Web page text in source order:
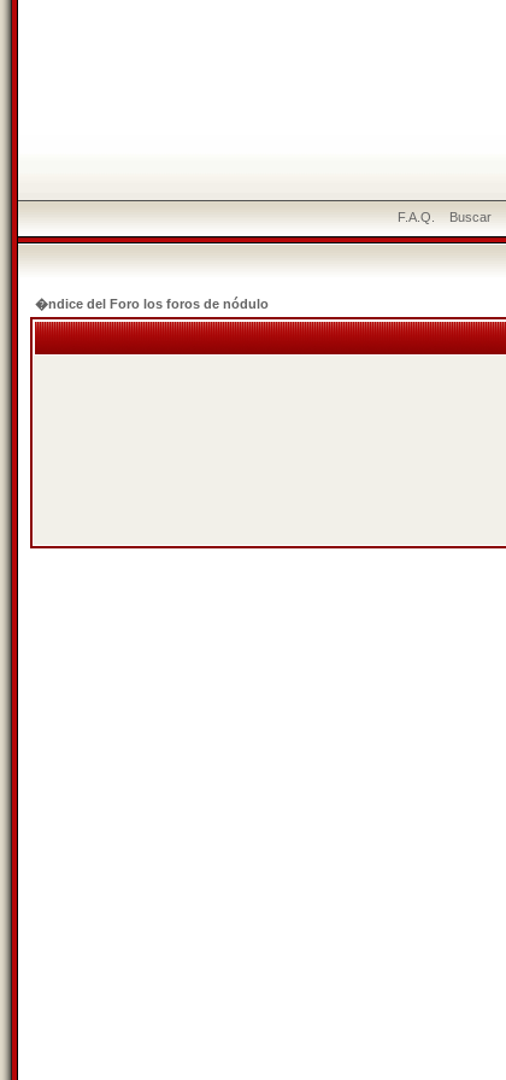
F.A.Q. Buscar
�ndice del Foro los foros de nódulo